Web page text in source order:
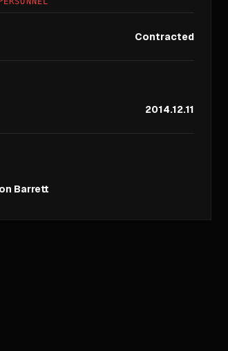
Contracted
2014.12.11
Barrett